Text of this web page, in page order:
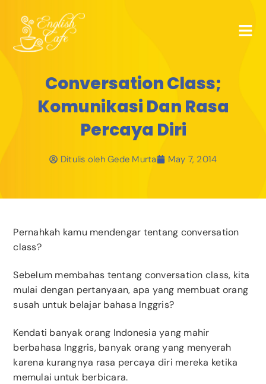
Conversation Class;
Komunikasi Dan Rasa
Percaya Diri
Ditulis olehGede Murta May 7, 2014
Pernahkah kamu mendengar tentang conversation
class?
Sebelum membahas tentang conversation class, kita
mulai dengan pertanyaan, apa yang membuat orang
susah untuk belajar bahasa Inggris?
Kendati banyak orang Indonesia yang mahir
berbahasa Inggris, banyak orang yang menyerah
karena kurangnya rasa percaya diri mereka ketika
memulai untuk berbicara.